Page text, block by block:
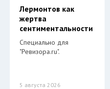
Лермонтов как
жертва
сентиментальности
Специально для
"Ревизора.ru".
5 августа 2026